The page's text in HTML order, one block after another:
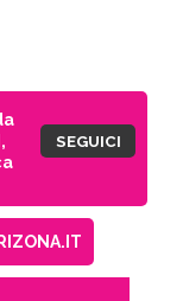
SEGUICI